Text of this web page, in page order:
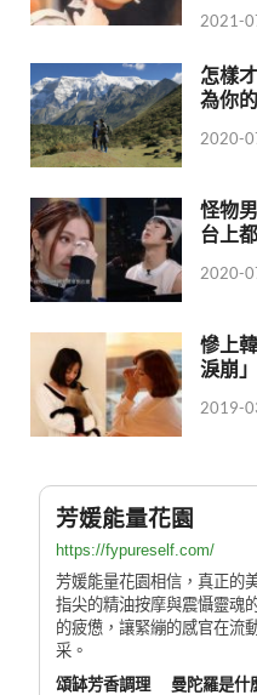
2021-
怎樣
為你
2020-
怪物
台上
2020-
慘上
淚崩
2019-
芳媛能量花園
https://fypureself.com/
芳媛能量花園相信，真正的
指尖的精油按摩與震懾靈魂
的疲憊，讓緊繃的感官在流
采。
頌缽芳香調理
曼陀羅是什